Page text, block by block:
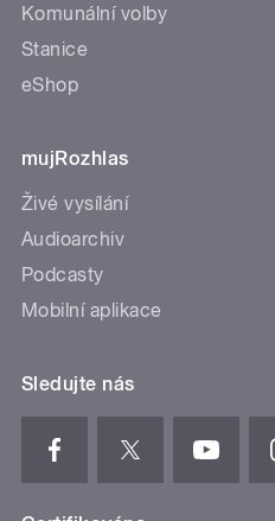
Komunální volby
Stanice
eShop
mujRozhlas
Živé vysílání
Audioarchiv
Podcasty
Mobilní aplikace
Sledujte nás